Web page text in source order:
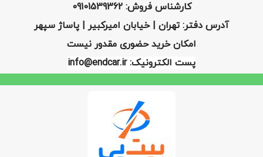
کارشناس فروش: 09101539362
آدرس دفتر: تهران | خیابان امیرکبیر | پاساژ سپهر
امکان خرید حضوری مقدور نیست
پست الکترونیک: info@endcar.ir